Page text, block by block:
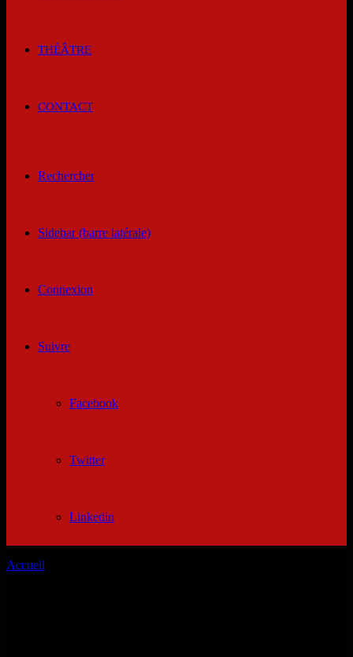
THÉÂTRE
CONTACT
Rechercher
Sidebar (barre latérale)
Connexion
Suivre
Facebook
Twitter
Linkedin
Accueil